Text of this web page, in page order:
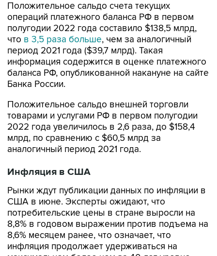
Положительное сальдо счета текущих
операций платежного баланса РФ в первом
полугодии 2022 года составило $138,5 млрд,
что в 3,5 раза больше, чем за аналогичный
период 2021 года ($39,7 млрд). Такая
информация содержится в оценке платежного
баланса РФ, опубликованной накануне на сайте
Банка России.
Положительное сальдо внешней торговли
товарами и услугами РФ в первом полугодии
2022 года увеличилось в 2,6 раза, до $158,4
млрд, по сравнению с $60,5 млрд за
аналогичный период 2021 года.
Инфляция в США
Рынки ждут публикации данных по инфляции в
США в июне. Эксперты ожидают, что
потребительские цены в стране выросли на
8,8% в годовом выражении против подъема на
8,6% месяцем ранее, что означает, что
инфляция продолжает удерживаться на